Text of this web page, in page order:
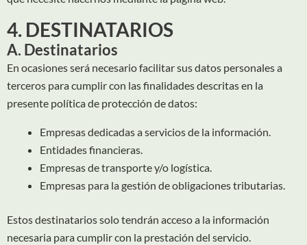
4. DESTINATARIOS
A. Destinatarios
En ocasiones será necesario facilitar sus datos personales a
terceros para cumplir con las finalidades descritas en la
presente política de protección de datos:
Empresas dedicadas a servicios de la información.
Entidades financieras.
Empresas de transporte y/o logística.
Empresas para la gestión de obligaciones tributarias.
Estos destinatarios solo tendrán acceso a la información
necesaria para cumplir con la prestación del servicio.